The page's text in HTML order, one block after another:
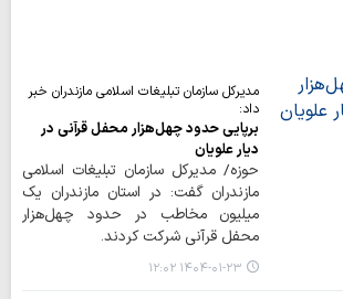
مدیرکل سازمان تبلیغات اسلامی مازندران خبر
داد:
برپایی حدود چهل‌هزار محفل قرآنی در
دیار علویان
حوزه/ مدیرکل سازمان تبلیغات اسلامی
مازندران گفت: در استان مازندران یک
میلیون مخاطب در حدود چهل‌هزار
محفل قرآنی شرکت کردند.
۱۴۰۴-۰۱-۲۳ ۱۲:۰۲